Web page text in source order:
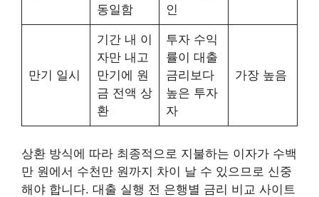
동일함
인
만기 일시
기간 내 이
자만 내고
만기에 원
금 전액 상
환
투자 수익
률이 대출
금리보다
높은 투자
자
가장 높음
상환 방식에 따라 최종적으로 지불하는 이자가 수백
만 원에서 수천만 원까지 차이 날 수 있으므로 신중
해야 합니다. 대출 실행 전 은행별 금리 비교 사이트